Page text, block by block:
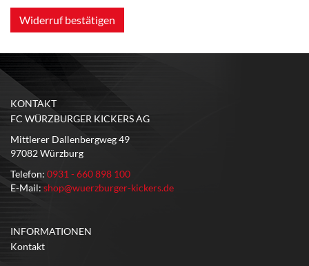
Widerruf bestätigen
KONTAKT
FC WÜRZBURGER KICKERS AG
Mittlerer Dallenbergweg 49
97082 Würzburg
Telefon: 0931 - 660 898 100
E-Mail: shop@wuerzburger-kickers.de
INFORMATIONEN
Kontakt